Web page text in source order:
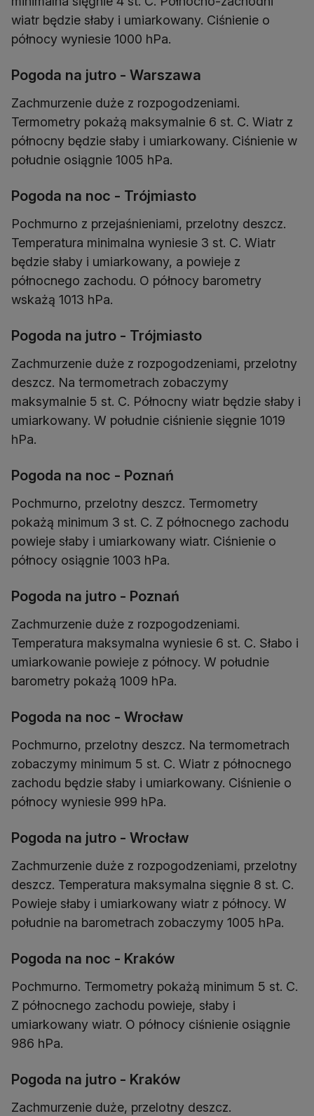
wiatr będzie słaby i umiarkowany. Ciśnienie o
północy wyniesie 1000 hPa.
Pogoda na jutro - Warszawa
Zachmurzenie duże z rozpogodzeniami.
Termometry pokażą maksymalnie 6 st. C. Wiatr z
północny będzie słaby i umiarkowany. Ciśnienie w
południe osiągnie 1005 hPa.
Pogoda na noc - Trójmiasto
Pochmurno z przejaśnieniami, przelotny deszcz.
Temperatura minimalna wyniesie 3 st. C. Wiatr
będzie słaby i umiarkowany, a powieje z
północnego zachodu. O północy barometry
wskażą 1013 hPa.
Pogoda na jutro - Trójmiasto
Zachmurzenie duże z rozpogodzeniami, przelotny
deszcz. Na termometrach zobaczymy
maksymalnie 5 st. C. Północny wiatr będzie słaby i
umiarkowany. W południe ciśnienie sięgnie 1019
hPa.
Pogoda na noc - Poznań
Pochmurno, przelotny deszcz. Termometry
pokażą minimum 3 st. C. Z północnego zachodu
powieje słaby i umiarkowany wiatr. Ciśnienie o
północy osiągnie 1003 hPa.
Pogoda na jutro - Poznań
Zachmurzenie duże z rozpogodzeniami.
Temperatura maksymalna wyniesie 6 st. C. Słabo i
umiarkowanie powieje z północy. W południe
barometry pokażą 1009 hPa.
Pogoda na noc - Wrocław
Pochmurno, przelotny deszcz. Na termometrach
zobaczymy minimum 5 st. C. Wiatr z północnego
zachodu będzie słaby i umiarkowany. Ciśnienie o
północy wyniesie 999 hPa.
Pogoda na jutro - Wrocław
Zachmurzenie duże z rozpogodzeniami, przelotny
deszcz. Temperatura maksymalna sięgnie 8 st. C.
Powieje słaby i umiarkowany wiatr z północy. W
południe na barometrach zobaczymy 1005 hPa.
Pogoda na noc - Kraków
Pochmurno. Termometry pokażą minimum 5 st. C.
Z północnego zachodu powieje, słaby i
umiarkowany wiatr. O północy ciśnienie osiągnie
986 hPa.
Pogoda na jutro - Kraków
Zachmurzenie duże, przelotny deszcz.